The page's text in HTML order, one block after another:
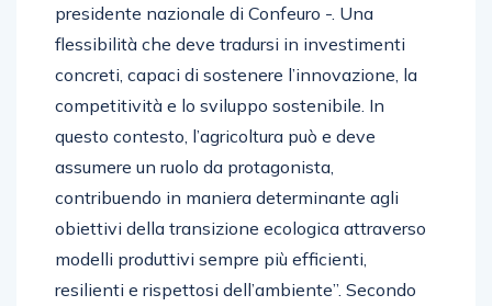
presidente nazionale di Confeuro -. Una
flessibilità che deve tradursi in investimenti
concreti, capaci di sostenere l’innovazione, la
competitività e lo sviluppo sostenibile. In
questo contesto, l’agricoltura può e deve
assumere un ruolo da protagonista,
contribuendo in maniera determinante agli
obiettivi della transizione ecologica attraverso
modelli produttivi sempre più efficienti,
resilienti e rispettosi dell’ambiente”. Secondo